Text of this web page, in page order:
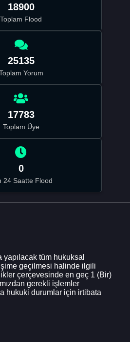
18900
Toplam Flood
25135
Yorum
17783
Toplam Üye
0
24 Saatte Flood
yapılacak tüm hukuksal
geçilmesi halinde ilgili
çerçevesinde en geç 1 (Bir)
gerekli işlemler
hukuki durumlar için irtibata